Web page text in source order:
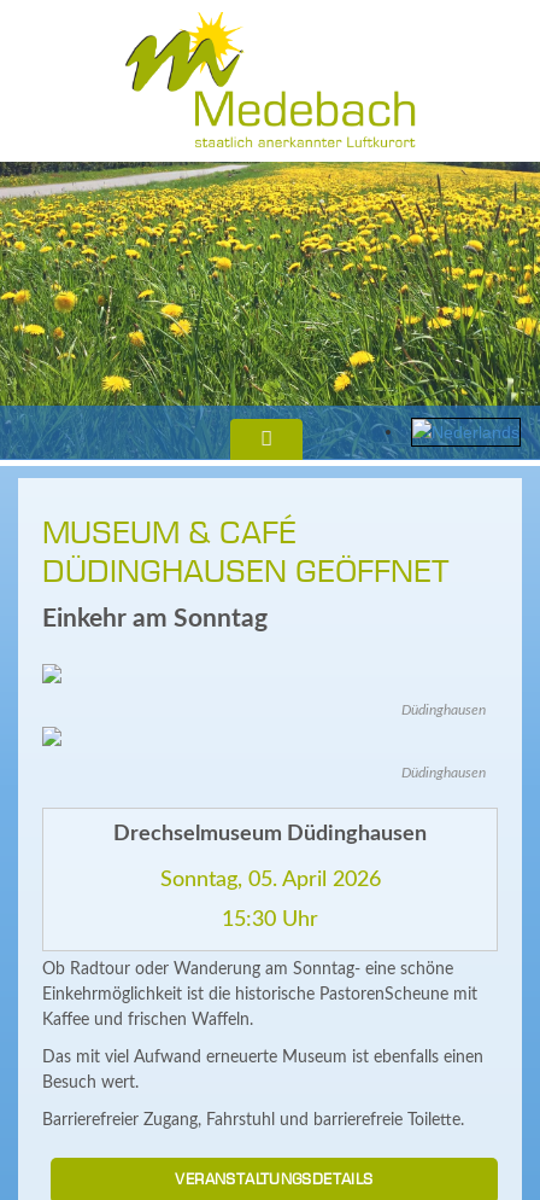
MUSEUM & CAFÉ
DÜDINGHAUSEN GEÖFFNET
Einkehr am Sonntag
Düdinghausen
Düdinghausen
Drechselmuseum Düdinghausen
Sonntag, 05. April 2026
15:30 Uhr
Ob Radtour oder Wanderung am Sonntag- eine schöne
Einkehrmöglichkeit ist die historische PastorenScheune mit
Kaffee und frischen Waffeln.
Das mit viel Aufwand erneuerte Museum ist ebenfalls einen
Besuch wert.
Barrierefreier Zugang, Fahrstuhl und barrierefreie Toilette.
VERANSTALTUNGSDETAILS